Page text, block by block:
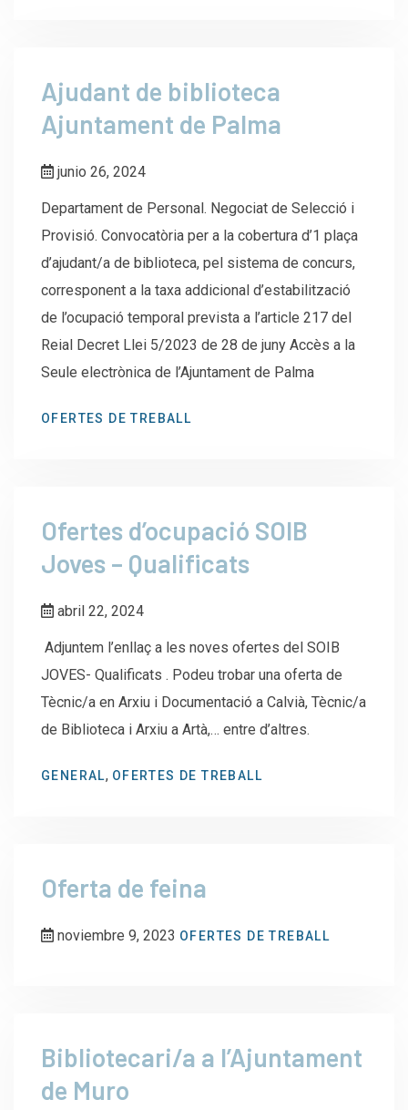
Ajudant de biblioteca
Ajuntament de Palma
junio 26, 2024
Departament de Personal. Negociat de Selecció i
Provisió. Convocatòria per a la cobertura d’1 plaça
d’ajudant/a de biblioteca, pel sistema de concurs,
corresponent a la taxa addicional d’estabilització
de l’ocupació temporal prevista a l’article 217 del
Reial Decret Llei 5/2023 de 28 de juny Accès a la
Seule electrònica de l’Ajuntament de Palma
OFERTES DE TREBALL
Ofertes d’ocupació SOIB
Joves – Qualificats
abril 22, 2024
Adjuntem l’enllaç a les noves ofertes del SOIB
JOVES- Qualificats . Podeu trobar una oferta de
Tècnic/a en Arxiu i Documentació a Calvià, Tècnic/a
de Biblioteca i Arxiu a Artà,… entre d’altres.
GENERAL, OFERTES DE TREBALL
Oferta de feina
noviembre 9, 2023 OFERTES DE TREBALL
Bibliotecari/a a l’Ajuntament
de Muro